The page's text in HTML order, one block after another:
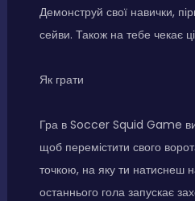
Демонструй свої навички,
сейви. Також на тебе чекає
Як грати
Гра в Soccer Squid Game
щоб перемістити свого
точкою, на яку ти натиснеш
останнього гола запускає